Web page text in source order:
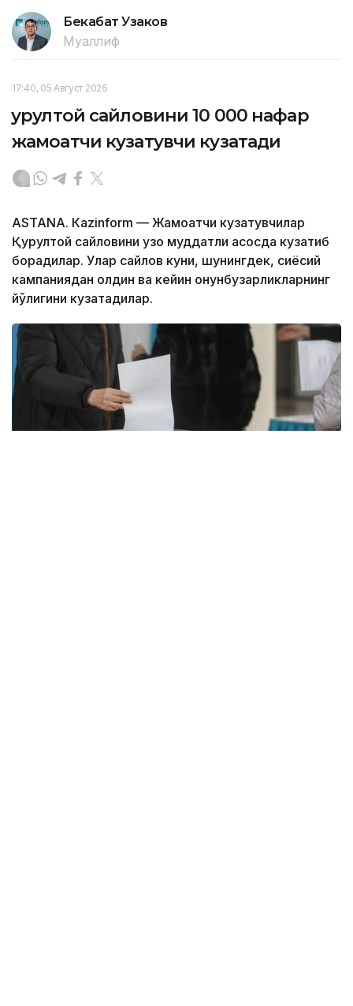
Бекабат Узаков
Муаллиф
17:40, 05 Август 2026
Қурултой сайловини 10 000 нафар
жамоатчи кузатувчи кузатади
ASTANА. Кazinform — Жамоатчи кузатувчилар
Қурултой сайловини узоқ муддатли асосда кузатиб
борадилар. Улар сайлов куни, шунингдек, сиёсий
кампаниядан олдин ва кейин қонунбузарликларнинг
йўқлигини кузатадилар.